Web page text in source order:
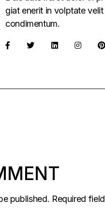
giat enerit in volptate
condimentum.
published. Required